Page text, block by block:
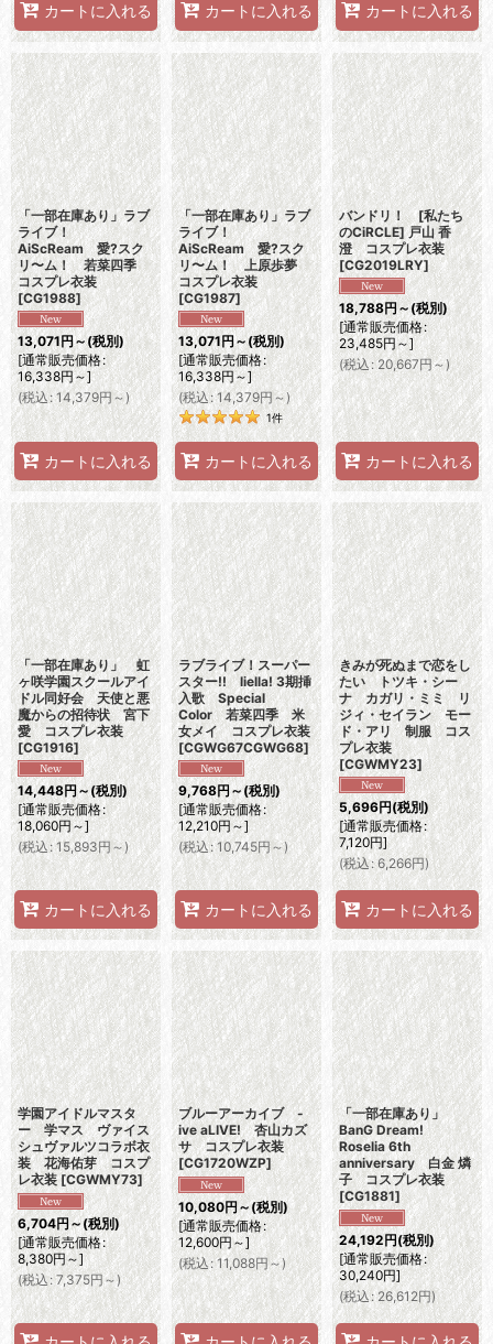
カートに入れる カートに入れる カートに入れる
「一部在庫あり」ラブ
ライブ！
AiScReam 愛?スク
リ〜ム！ 若菜四季
コスプレ衣装
[CG1988]
13,071円～(税別)
[通常販売価格:
16,338円～]
(税込: 14,379円 ～)
カートに入れる
「一部在庫あり」ラブ
ライブ！
AiScReam 愛?スク
リ〜ム！ 上原歩夢
コスプレ衣装
[CG1987]
13,071円～(税別)
[通常販売価格:
16,338円～]
(税込: 14,379円 ～)
1件
カートに入れる
バンドリ！ [私たち
のCiRCLE] 戸山 香
澄 コスプレ衣装
[CG2019LRY]
18,788円 ～(税別)
[通常販売価格:
23,485円～]
(税込 : 20,667円～)
カートに入れる
「一部在庫あり」 虹
ヶ咲学園スクールアイ
ドル同好会 天使と悪
魔からの招待状 宮下
愛 コスプレ衣装
[CG1916]
14,448円～(税別)
[通常販売価格:
18,060円～]
(税込: 15,893円 ～)
カートに入れる
ラブライブ！スーパー
スター!! liella! 3期挿
入歌 Special
Color 若菜四季 米
女メイ コスプレ衣装
[CGWG67CGWG68]
9,768円～(税別)
[通常販売価格:
12,210円～]
(税込: 10,745円～)
カートに入れる
きみが死ぬまで恋をし
たい トツキ・シー
ナ カガリ・ミミ リ
ジィ・セイラン モー
ド・アリ 制服 コス
プレ衣装
[CGWMY23]
5,696円(税別)
[通常販売価格:
7,120円]
(税込: 6,266円)
カートに入れる
学園アイドルマスタ
ー 学マス ヴァイス
シュヴァルツコラボ衣
装 花海佑芽 コスプ
レ衣装 [CGWMY73]
6,704円～(税別)
[通常販売価格:
8,380円～]
(税込: 7,375円～)
ブルーアーカイブ -
ive aLIVE! 杏山カズ
サ コスプレ衣装
[CG1720WZP]
10,080円～(税別)
[通常販売価格:
12,600円～]
(税込: 11,088円～)
「一部在庫あり」
BanG Dream!
Roselia 6th
anniversary 白金 燐
子 コスプレ衣装
[CG1881]
24,192円(税別)
[通常販売価格:
30,240円]
(税込: 26,612円)